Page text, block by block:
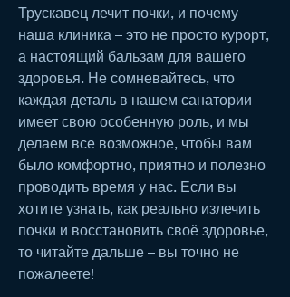
Трускавец лечит почки, и почему
наша клиника – это не просто курорт,
а настоящий бальзам для вашего
здоровья. Не сомневайтесь, что
каждая деталь в нашем санатории
имеет свою особенную роль, и мы
делаем все возможное, чтобы вам
было комфортно, приятно и полезно
проводить время у нас. Если вы
хотите узнать, как реально излечить
почки и восстановить своё здоровье,
то читайте дальше – вы точно не
пожалеете!